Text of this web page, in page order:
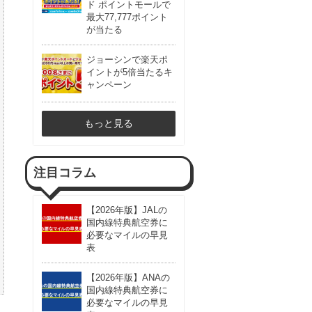
ド ポイントモールで
最大77,777ポイント
が当たる
ジョーシンで楽天ポ
イントが5倍当たるキ
ャンペーン
もっと見る
注目コラム
【2026年版】JALの
国内線特典航空券に
必要なマイルの早見
表
【2026年版】ANAの
国内線特典航空券に
必要なマイルの早見